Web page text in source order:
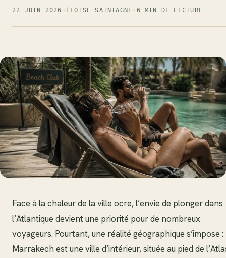
22 JUIN 2026 · ÉLOÏSE SAINTAGNE · 6 MIN DE LECTURE
Face à la chaleur de la ville ocre, l’envie de plonger dans
l’Atlantique devient une priorité pour de nombreux
voyageurs. Pourtant, une réalité géographique s’impose :
Marrakech est une ville d’intérieur, située au pied de